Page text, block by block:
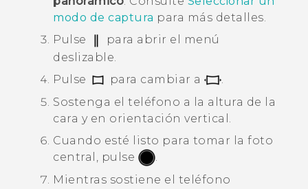
modo de captura para más detalles.
Pulse
para abrir el menú
deslizable.
Pulse
para cambiar a
Sostenga el teléfono a la altura de la
cara y en orientación vertical.
Cuando esté listo para tomar la foto
central, pulse
.
Mientras sostiene el teléfono